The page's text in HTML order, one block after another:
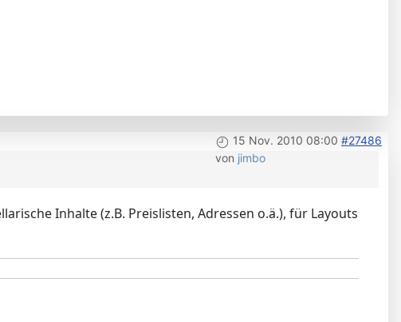
15 Nov. 2010 08:00 #27486
von jimbo
Inhalte (z.B. Preislisten, Adressen o.ä.), für Layouts